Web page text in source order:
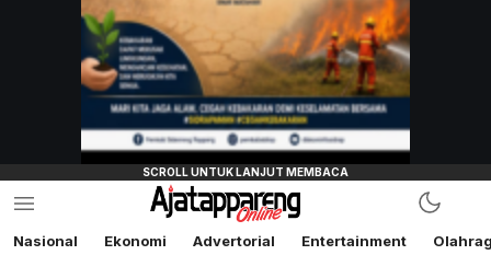
Nasional Ekonomi Advertorial Entertainment